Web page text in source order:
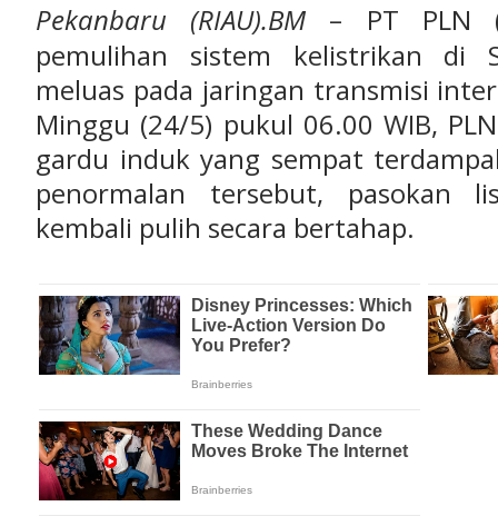
Pekanbaru (RIAU).BM – PT PLN
pemulihan sistem kelistrikan di
meluas pada jaringan transmisi
Minggu (24/5) pukul 06.00 WIB,
gardu induk yang sempat
penormalan tersebut, pasokan
kembali pulih secara bertahap.